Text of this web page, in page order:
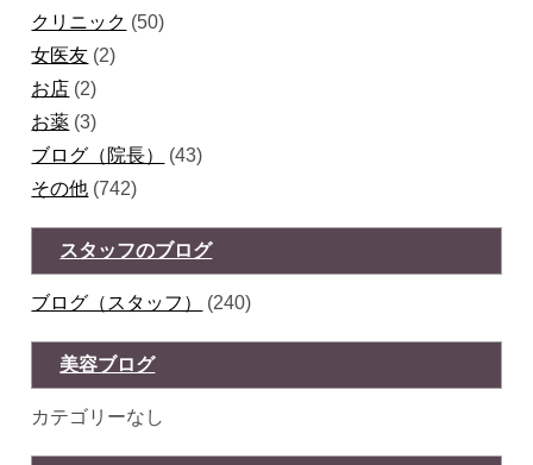
クリニック (50)
女医友 (2)
お店 (2)
お薬 (3)
ブログ（院長）
(43)
その他 (742)
スタッフのブログ
ブログ（スタッフ） (240)
美容ブログ
カテゴリーなし